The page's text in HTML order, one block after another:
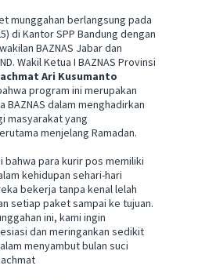
munggahan berlangsung pada
di Kantor SPP Bandung dengan
BAZNAS Jabar dan
Wakil Ketua I BAZNAS Provinsi
Ari Kusumanto
program ini merupakan
BAZNAS dalam menghadirkan
masyarakat yang
menjelang Ramadan.
bahwa para kurir pos memiliki
kehidupan sehari-hari
bekerja tanpa kenal lelah
setiap paket sampai ke tujuan.
ini, kami ingin
dan meringankan sedikit
menyambut bulan suci